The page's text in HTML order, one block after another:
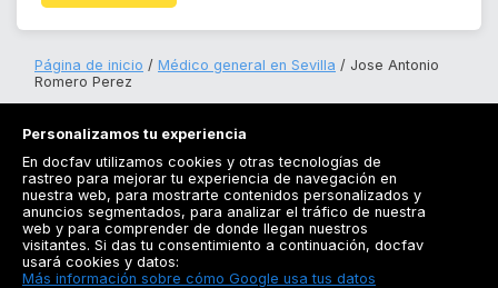
Página de inicio Médico general en Sevilla
Jose Antonio
Romero Perez
Registrarse
Docfav
Personalizamos tu experiencia
En docfav utilizamos cookies y otras tecnologías de
rastreo para mejorar tu experiencia de navegación en
nuestra web, para mostrarte contenidos personalizados y
anuncios segmentados, para analizar el tráfico de nuestra
web y para comprender de donde llegan nuestros
visitantes. Si das tu consentimiento a continuación, docfav
usará cookies y datos:
Más información sobre cómo Google usa tus datos